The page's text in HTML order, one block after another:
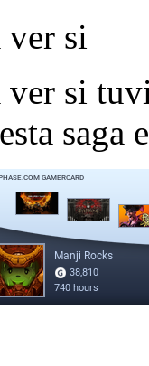
ver si
ver si
saga